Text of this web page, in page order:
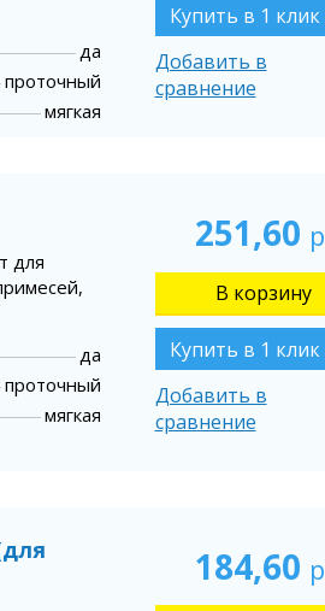
да
проточный
мягкая
Купить в 1 клик
Добавить в
сравнение
для
да
проточный
мягкая
251,60
Купить в 1 клик
Добавить в
сравнение
184,60